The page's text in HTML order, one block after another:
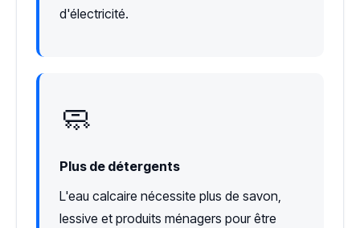
d'électricité.
🧼
Plus de détergents
L'eau calcaire nécessite plus de savon,
lessive et produits ménagers pour être